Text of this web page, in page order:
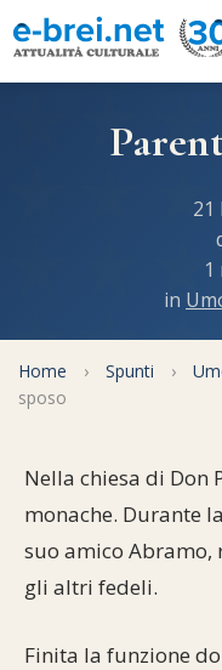
Servizi on-
line
Approfondimenti
Cultura e società
Aspetti di vita ebraica
Partecipa
21
1
in
Home › Spunti ›
sposo
Nella chiesa di Don
monache. Durante
suo amico Abramo,
gli altri fedeli.
Finita la funzione